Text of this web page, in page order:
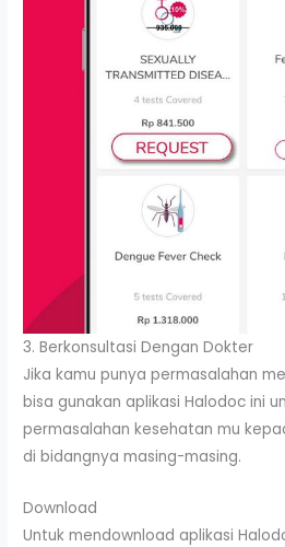
3. Berkonsultasi Dengan Dokter
Jika kamu punya permasalahan
bisa gunakan aplikasi Halodoc ini
permasalahan kesehatan mu
di bidangnya masing-masing.
Download
Untuk mendownload aplikasi